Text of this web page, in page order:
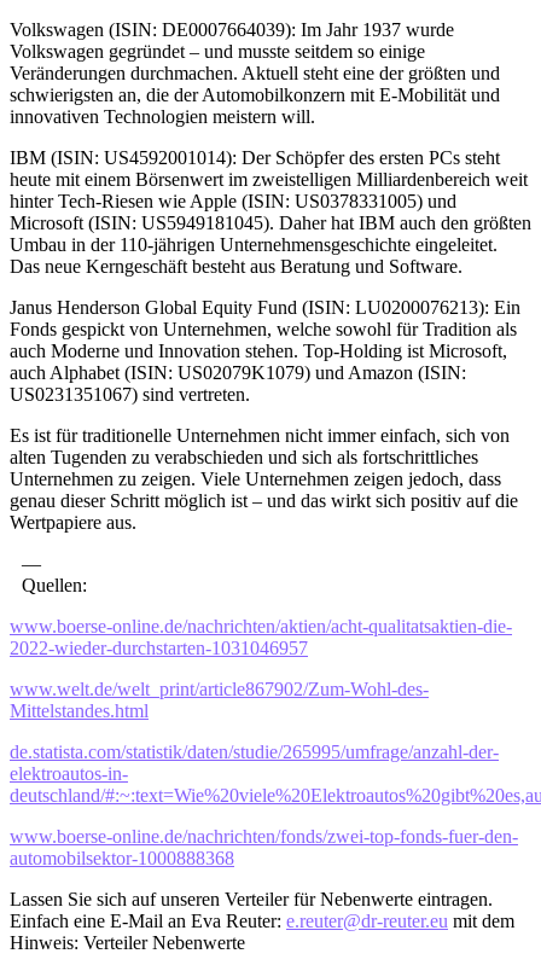
Volkswagen (ISIN: DE0007664039): Im Jahr 1937 wurde
Volkswagen gegründet – und musste seitdem so einige
Veränderungen durchmachen. Aktuell steht eine der größten und
schwierigsten an, die der Automobilkonzern mit E-Mobilität und
innovativen Technologien meistern will.
IBM (ISIN: US4592001014): Der Schöpfer des ersten PCs steht
heute mit einem Börsenwert im zweistelligen Milliardenbereich weit
hinter Tech-Riesen wie Apple (ISIN: US0378331005) und
Microsoft (ISIN: US5949181045). Daher hat IBM auch den größten
Umbau in der 110-jährigen Unternehmensgeschichte eingeleitet.
Das neue Kerngeschäft besteht aus Beratung und Software.
Janus Henderson Global Equity Fund (ISIN: LU0200076213): Ein
Fonds gespickt von Unternehmen, welche sowohl für Tradition als
auch Moderne und Innovation stehen. Top-Holding ist Microsoft,
auch Alphabet (ISIN: US02079K1079) und Amazon (ISIN:
US0231351067) sind vertreten.
Es ist für traditionelle Unternehmen nicht immer einfach, sich von
alten Tugenden zu verabschieden und sich als fortschrittliches
Unternehmen zu zeigen. Viele Unternehmen zeigen jedoch, dass
genau dieser Schritt möglich ist – und das wirkt sich positiv auf die
Wertpapiere aus.
—
Quellen:
www.boerse-online.de/nachrichten/aktien/acht-qualitatsaktien-die-
2022-wieder-durchstarten-1031046957
www.welt.de/welt_print/article867902/Zum-Wohl-des-
Mittelstandes.html
de.statista.com/statistik/daten/studie/265995/umfrage/anzahl-der-
elektroautos-in-
deutschland/
www.boerse-online.de/nachrichten/fonds/zwei-top-fonds-fuer-den-
automobilsektor-1000888368
Lassen Sie sich auf unseren Verteiler für Nebenwerte eintragen.
Einfach eine E-Mail an Eva Reuter: e.reuter@dr-reuter.eu mit dem
Hinweis: Verteiler Nebenwerte